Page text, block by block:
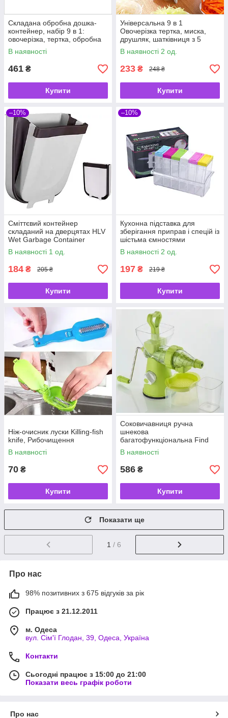
Складана обробна дошка-
контейнер, набір 9 в 1:
овочерізка, тертка, обробна
дошка, ножі, друшляк
В наявності
461 ₴
Купити
Універсальна 9 в 1
Овочерізка тертка, миска,
друшляк, шатківниця з 5
насадками
В наявності 2 од.
233 ₴ 248 ₴
Купити
–10%
Сміттєвий контейнер
складаний на дверцятах HLV
Wet Garbage Container
24,3*21,5*14 см.
В наявності 1 од.
184 ₴ 205 ₴
Купити
–10%
Кухонна підставка для
зберігання приправ і спецій із
шістьма ємностями
Seasoning Six Piece Set
В наявності 2 од.
197 ₴ 219 ₴
Купити
Ніж-очисник луски Killing-fish
knife, Рибочищення
В наявності
70 ₴
Купити
Соковичавниця ручна
шнекова
багатофункціональна Find
Back Juicer, ручна
соковичавниця
В наявності
586 ₴
Купити
Показати ще
1 / 6
Про нас
98% позитивних з 675 відгуків за рік
Працює з 21.12.2011
м. Одеса
вул. Сім'ї Глодан, 39, Одеса, Україна
Контакти
Сьогодні працює з 15:00 до 21:00
Показати весь графік роботи
Про нас